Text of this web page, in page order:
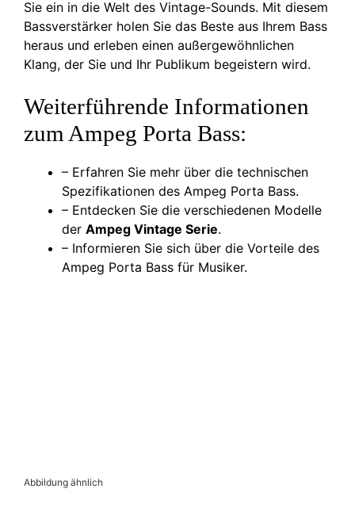
Sie ein in die Welt des Vintage-Sounds. Mit diesem
Bassverstärker holen Sie das Beste aus Ihrem Bass
heraus und erleben einen außergewöhnlichen
Klang, der Sie und Ihr Publikum begeistern wird.
Weiterführende Informationen
zum Ampeg Porta Bass:
– Erfahren Sie mehr über die technischen
Spezifikationen des Ampeg Porta Bass.
– Entdecken Sie die verschiedenen Modelle
der Ampeg Vintage Serie.
– Informieren Sie sich über die Vorteile des
Ampeg Porta Bass für Musiker.
Abbildung ähnlich